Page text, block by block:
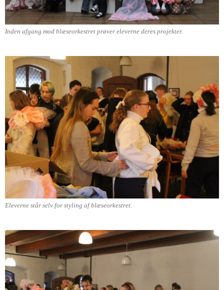
Inden afgang mod blæseorkestret prøver eleverne deres projekter.
Eleverne står selv for styling af blæseorkestret.